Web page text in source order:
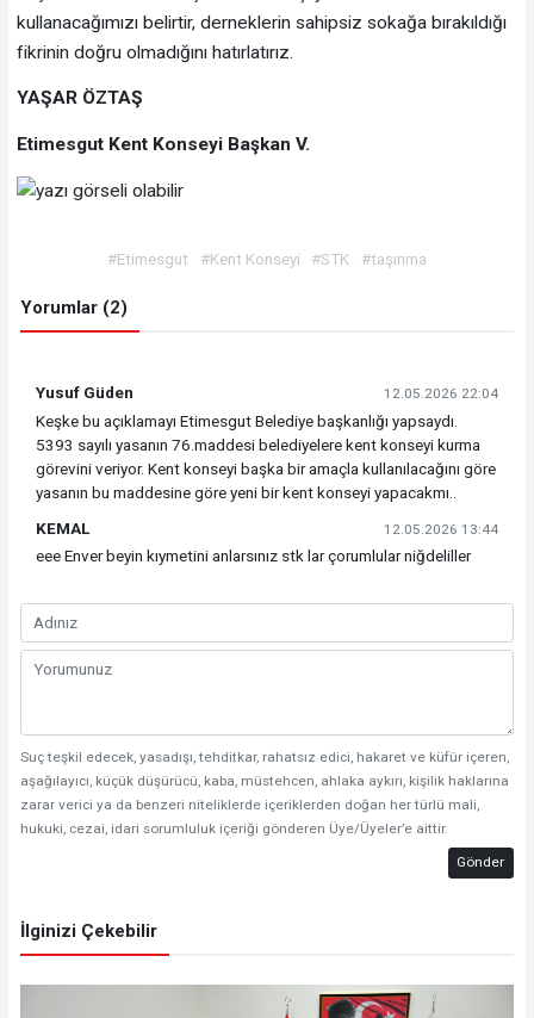
kullanacağımızı belirtir, derneklerin sahipsiz sokağa bırakıldığı
fikrinin doğru olmadığını hatırlatırız.
YAŞAR ÖZTAŞ
Etimesgut Kent Konseyi Başkan V.
#Etimesgut #Kent Konseyi #STK #taşınma
Yorumlar (2)
Yusuf Güden 12.05.2026 22:04
Keşke bu açıklamayı Etimesgut Belediye başkanlığı yapsaydı.
5393 sayılı yasanın 76.maddesi belediyelere kent konseyi kurma
görevini veriyor. Kent konseyi başka bir amaçla kullanılacağını göre
yasanın bu maddesine göre yeni bir kent konseyi yapacakmı..
KEMAL
12.05.2026 13:44
eee Enver beyin kıymetini anlarsınız stk lar çorumlular niğdeliller
Suç teşkil edecek, yasadışı, tehditkar, rahatsız edici, hakaret ve küfür içeren,
aşağılayıcı, küçük düşürücü, kaba, müstehcen, ahlaka aykırı, kişilik haklarına
zarar verici ya da benzeri niteliklerde içeriklerden doğan her türlü mali,
hukuki, cezai, idari sorumluluk içeriği gönderen Üye/Üyeler’e aittir.
Gönder
İlginizi Çekebilir